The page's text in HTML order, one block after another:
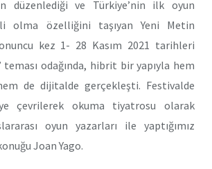
düzenlediği ve Türkiye’nin ilk oyun
olma özelliğini taşıyan Yeni Metin
kez 1- 28 Kasım 2021 tarihleri
teması odağında, hibrit bir yapıyla hem
de dijitalde gerçekleşti. Festivalde
çevrilerek okuma tiyatrosu olarak
oyun yazarları ile yaptığımız
Joan Yago.